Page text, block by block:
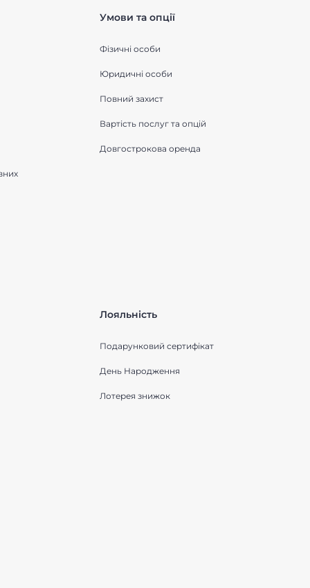
Умови та опції
Фізичні особи
Юридичні особи
Повний захист
Вартість послуг та опцій
Довгострокова оренда
Лояльність
Подарунковий сертифікат
День Народження
Лотерея знижок